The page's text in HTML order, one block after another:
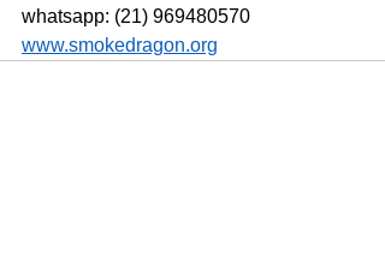
whatsapp: (21) 969480570
www.smokedragon.org